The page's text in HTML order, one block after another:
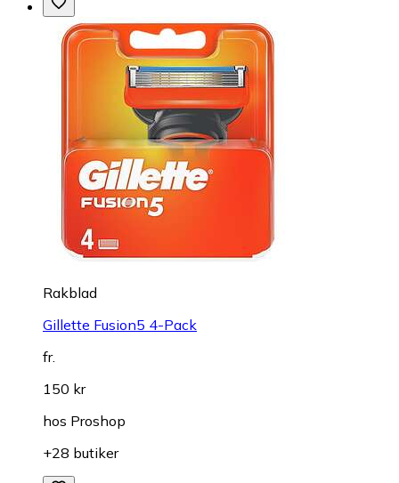
Rakblad
Gillette Fusion5 4-Pack
fr.
150 kr
hos Proshop
+28 butiker